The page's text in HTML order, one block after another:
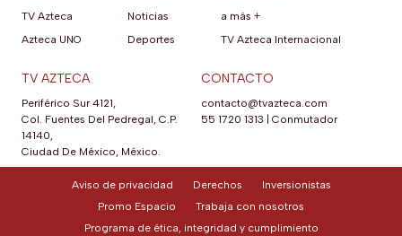
TV Azteca
Azteca UNO
Noticias
Deportes
a más +
TV Azteca Internacional
TV AZTECA
Periférico Sur 4121,
Col. Fuentes Del Pedregal, C.P.
14140,
Ciudad De México, México.
CONTACTO
contacto@tvazteca.com
55 1720 1313
Conmutador
Aviso de privacidad Derechos
Inversionistas
Promo Espacio
Trabaja con nosotros
Programa de ética, integridad y cumplimiento